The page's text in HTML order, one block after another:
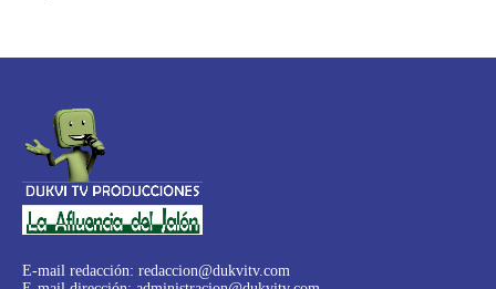
E-mail redacción: redaccion@dukvitv.com